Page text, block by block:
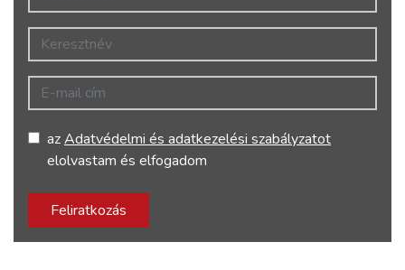
Keresztnév
E-mail cím
azAdatvédelmi és adatkezelési szabályzatot
elolvastam és elfogadom
Feliratkozás